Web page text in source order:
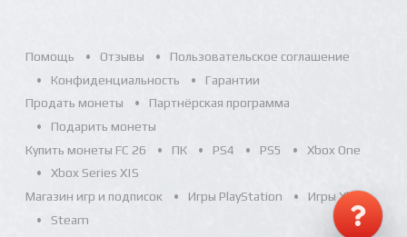
Помощь Отзывы
Пользовательское соглашение
Конфиденциальность
Гарантии
Продать монеты
Партнёрская программа
Подарить монеты
Купить монеты FC 26
ПК PS4 PS5
Xbox One
Xbox Series X|S
Магазин игр и подписок
Игры PlayStation
Игры Xbox
Steam